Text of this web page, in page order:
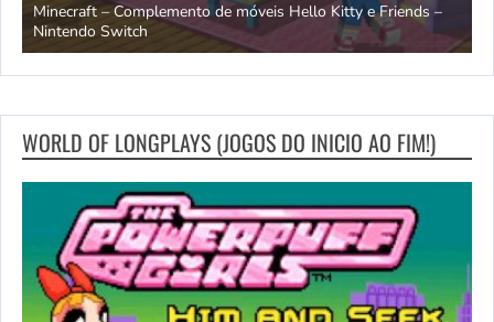
Minecraft – Complemento de móveis Hello Kitty e Friends –
Nintendo Switch
WORLD OF LONGPLAYS (JOGOS DO INICIO AO FIM!)